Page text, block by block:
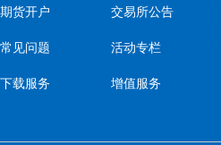
期货开户
常见问题
下载服务
交易所公告
活动专栏
增值服务